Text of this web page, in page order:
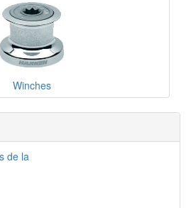
Winches
de la